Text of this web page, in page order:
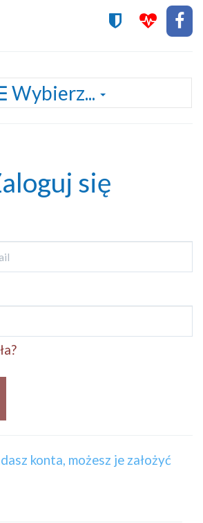
Wybierz...
się
konta, możesz je założyć